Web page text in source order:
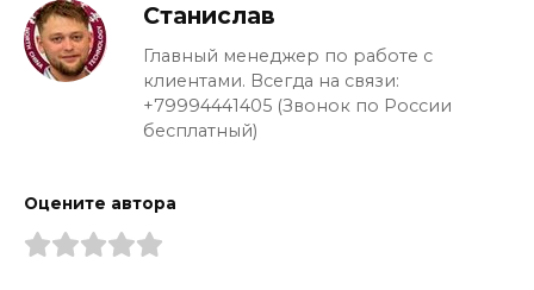
Станислав
Главный менеджер по работе с
клиентами. Всегда на связи:
+79994441405 (Звонок по России
бесплатный)
Оцените автора